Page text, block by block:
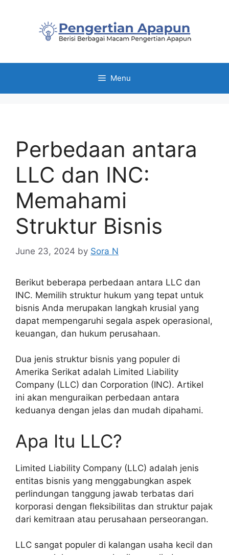
Menu
Perbedaan antara
LLC dan INC:
Memahami
Struktur Bisnis
June 23, 2024 by Sora N
Berikut beberapa perbedaan antara LLC dan
INC. Memilih struktur hukum yang tepat untuk
bisnis Anda merupakan langkah krusial yang
dapat mempengaruhi segala aspek operasional,
keuangan, dan hukum perusahaan.
Dua jenis struktur bisnis yang populer di
Amerika Serikat adalah Limited Liability
Company (LLC) dan Corporation (INC). Artikel
ini akan menguraikan perbedaan antara
keduanya dengan jelas dan mudah dipahami.
Apa Itu LLC?
Limited Liability Company (LLC) adalah jenis
entitas bisnis yang menggabungkan aspek
perlindungan tanggung jawab terbatas dari
korporasi dengan fleksibilitas dan struktur pajak
dari kemitraan atau perusahaan perseorangan.
LLC sangat populer di kalangan usaha kecil dan